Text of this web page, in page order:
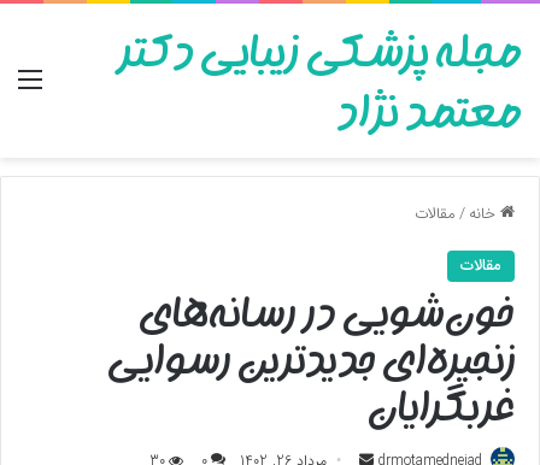
مجله پزشکی زیبایی دکتر
معتمد نژاد
خانه/مقالات
مقالات
خون‌شویی در رسانه‌های
زنجیره‌ای جدیدترین رسوایی
غربگرایان
ارسال